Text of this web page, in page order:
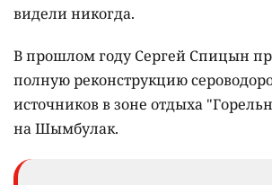
видели никогда.
В прошлом году Сергей Спицын
полную реконструкцию
источников в зоне отдыха
на Шымбулак.